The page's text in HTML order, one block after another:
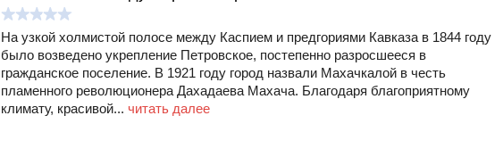
На узкой холмистой полосе между Каспием и предгориями Кавказа в 1844 году
было возведено укрепление Петровское, постепенно разросшееся в
гражданское поселение. В 1921 году город назвали Махачкалой в честь
пламенного революционера Дахадаева Махача. Благодаря благоприятному
климату, красивой... читать далее